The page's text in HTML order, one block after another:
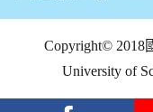
Copyright© 2018
University of